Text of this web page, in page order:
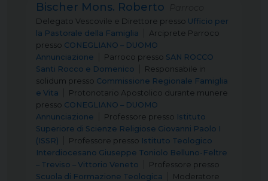
Bischer Mons. Roberto
Delegato Vescovile e Direttore presso Ufficio per
la Pastorale della Famiglia
Arciprete Parroco
presso CONEGLIANO – DUOMO
Annunciazione
Parroco presso SAN ROCCO
Santi Rocco e Domenico
Responsabile in
solidum presso Commissione Regionale Famiglia
e Vita
Protonotario Apostolico durante munere
presso CONEGLIANO – DUOMO
Annunciazione
Professore presso Istituto
Superiore di Scienze Religiose Giovanni Paolo I
(ISSR)
Professore presso Istituto Teologico
Interdiocesano Giuseppe Toniolo Belluno-Feltre
– Treviso – Vittorio Veneto
Professore presso
Scuola di Formazione Teologica
Moderatore